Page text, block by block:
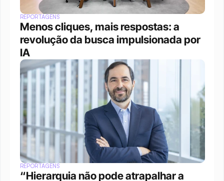
REPORTAGENS
Menos cliques, mais respostas: a
revolução da busca impulsionada por
IA
REPORTAGENS
“Hierarquia não pode atrapalhar a